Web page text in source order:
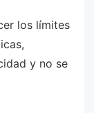
los límites
y no se